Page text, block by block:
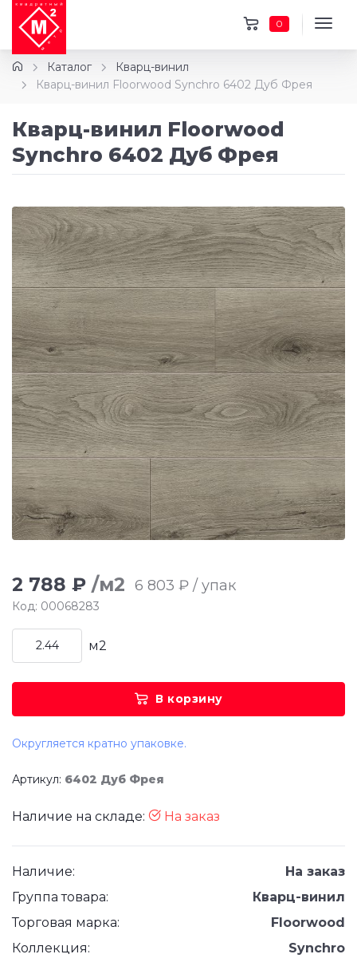
0
Каталог
Кварц-винил
Кварц-винил Floorwood Synchro 6402 Дуб Фрея
Кварц-винил Floorwood
Synchro 6402 Дуб Фрея
2 788 ₽ /м2 6 803 ₽ / упак
Код: 00068283
м2
В корзину
Округляется кратно упаковке.
Артикул: 6402 Дуб Фрея
Наличие на складе: На заказ
Наличие:
На заказ
Группа товара:
Кварц-винил
Торговая марка:
Floorwood
Коллекция:
Synchro